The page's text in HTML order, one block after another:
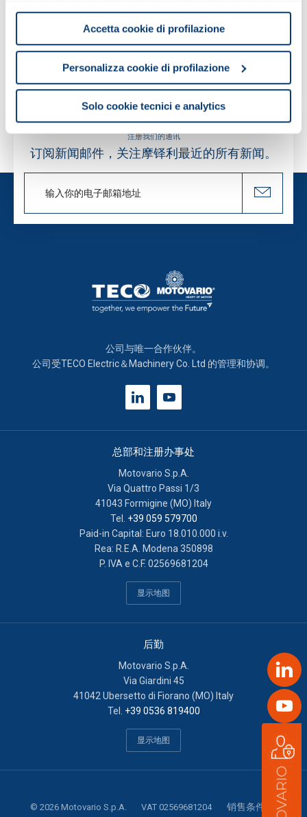
in cui avete effettuato le vostre scelte. È possibile
modificare o revocare il proprio consenso in qualsiasi
momento dalla Dichiarazione sui cookie o facendo clic
sull'icona di attivazione della privacy.
raccogliere informazioni sulla tua posizione
geografica, con un'approssimazione di qualche
metro,
(impronte digitali).
Approfondisci come vengono elaborati i tuoi dati personali
Informativa breve e consenso all’uso dei cookie.
Informiamo che in questo sito possono essere utilizzati
Cookie tecnici:necessari per ottimizzare la navigazione
cookie non occorre l’acquisizione del tuo consenso.
Cookie analytics/statistici anonimi: equiparabili ai
tecnici, sono necessari per elaborare statistiche anonime
cookie non occorre l’acquisizione del tuo consenso.
Cookie di profilazione/marketing:sono utilizzati, solo
previo tuo consenso, per esaminare le tue abitudini di
navigazione e mostrarti avvisi pubblicitari mirati, in linea
con le tue preferenze. Ti chiediamo di effettuare le tue
uno dei bottoni sotto riportati. Puoi avere maggiori dettagli
tecnici ed analytics anonimi, per i quali non occorre il tuo
consenso. Potrai modificare le tue scelte in qualsiasi
momento, accedendo al link presente nel footer.
Accetta cookie di profilazione
Personalizza cookie di profilazione
Solo cookie tecnici e analytics
发送请求
注册我们的通讯
订阅新闻邮件，关注摩铎利最近的所有新闻。
公司与唯一合作伙伴。
公司受TECO Electric＆Machinery Co. Ltd 的管理和协调。
总部和注册办事处
Motovario S.p.A.
Via Quattro Passi 1/3
41043 Formigine (MO) Italy
Tel. +39 059 579700
Paid-in Capital: Euro 18.010.000 i.v.
Rea: R.E.A. Modena 350898
P. IVA e C.F. 02569681204
显示地图
后勤
Motovario S.p.A.
Via Giardini 45
41042 Ubersetto di Fiorano (MO) Italy
Tel. +39 0536 819400
显示地图
© 2026Motovario S.p.A. VAT 02569681204 销售条件